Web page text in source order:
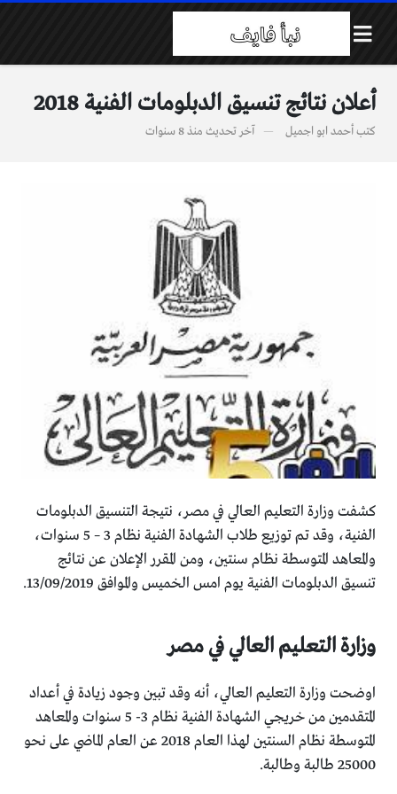
أعلان نتائج تنسيق الدبلومات الفنية 2018
كتبأحمد ابو اجميل آخر تحديث منذ 8 سنوات
كشفت وزارة التعليم العالي في مصر، نتيجة التنسيق الدبلومات
الفنية، وقد تم توزيع طلاب الشهادة الفنية نظام 3 – 5 سنوات،
والمعاهد المتوسطة نظام سنتين، ومن المقرر الإعلان عن نتائج
تنسيق الدبلومات الفنية يوم امس الخميس والموافق 13/09/2019.
وزارة التعليم العالي في مصر
اوضحت وزارة التعليم العالي، أنه وقد تبين وجود زيادة في أعداد
المتقدمين من خريجي الشهادة الفنية نظام 3- 5 سنوات والمعاهد
المتوسطة نظام السنتين لهذا العام 2018 عن العام الماضي على نحو
25000 طالبة وطالبة.